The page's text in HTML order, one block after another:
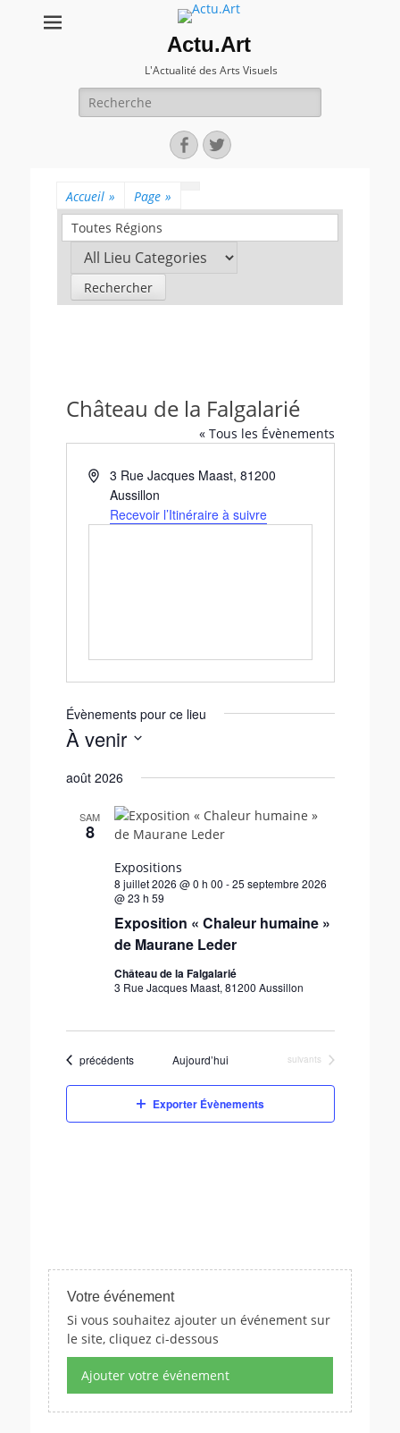
Actu.Art
L'Actualité des Arts Visuels
Recherche
pour:
Facebook
Twitter
Accueil » Page »
Toutes Régions
Château de la Falgalarié
« Tous les Évènements
A
3 Rue Jacques Maast,81200
Aussillon
Recevoir l’Itinéraire à suivre
Évènements pour ce lieu
À venir
é
a
t
.
août 2026
SAM
8
8 juillet 2026 @ 0 h 00 -25 septembre 2026
@ 23 h 59
Exposition « Chaleur humaine »
de Maurane Leder
Expositions
Château de la Falgalarié
3 Rue Jacques Maast, 81200 Aussillon
Évènements
précédents Aujourd’hui Évènements
suivants
Exporter Évènements
Votre événement
Si vous souhaitez ajouter un événement sur
le site, cliquez ci-dessous
Ajouter votre événement